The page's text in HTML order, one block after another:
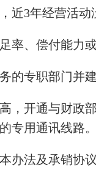
近3年经营活
率、偿付能
的专职部门并
，开通与财
专用通讯线路
办法及承销协